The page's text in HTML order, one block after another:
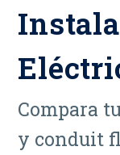
Compara
y conduit